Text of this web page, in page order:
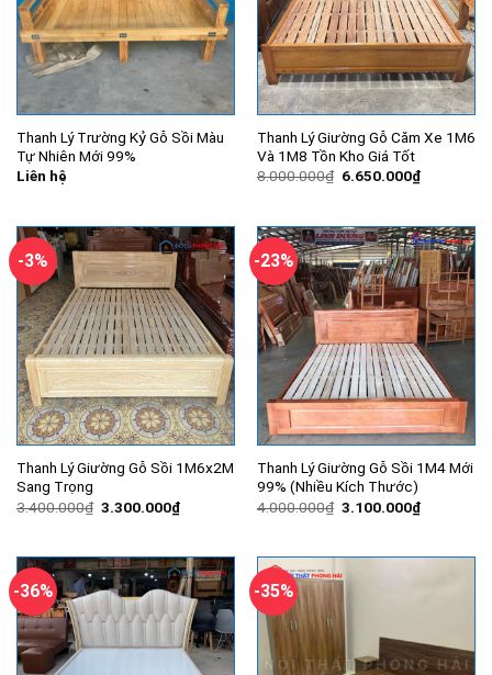
Thanh Lý Trường Kỷ Gỗ Sồi Màu
Tự Nhiên Mới 99%
Liên hệ
Thanh Lý Giường Gỗ Căm Xe 1M6
Và 1M8 Tồn Kho Giá Tốt
8.000.000₫ Giá
6.650.000₫Giá
hiện
-3%
Thanh Lý Giường Gỗ Sồi 1M6x2M
Sang Trọng
3.400.000₫ Giá
3.300.000₫Giá
hiện
3.300.000₫.
-23%
Thanh Lý Giường Gỗ Sồi 1M4 Mới
99% (Nhiều Kích Thước)
4.000.000₫ Giá
3.100.000₫Giá
hiện
-36% -35%